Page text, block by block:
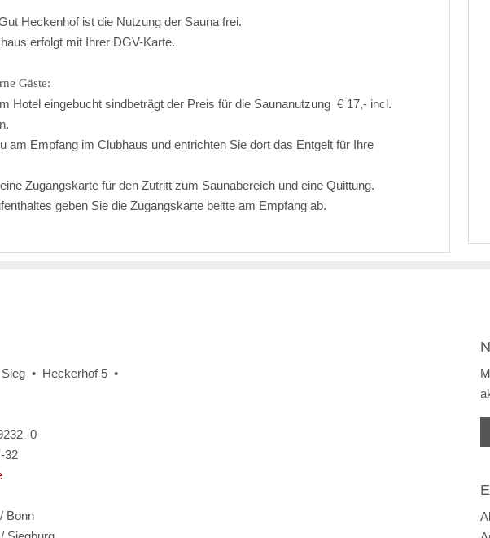
Heckenhof ist die Nutzung der Sauna frei.
erfolgt mit Ihrer DGV-Karte.
Gäste:
Hotel eingebucht sindbeträgt der Preis für die Saunanutzung € 17,- incl.
am Empfang im Clubhaus und entrichten Sie dort das Entgelt für Ihre
Zugangskarte für den Zutritt zum Saunabereich und eine Quittung.
geben Sie die Zugangskarte beitte am Empfang ab.
• Heckerhof 5 •
-0
32
Bonn